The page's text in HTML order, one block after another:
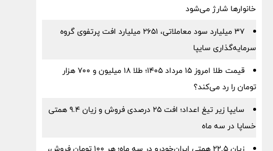
خانوارها شارژ می‌شود
۳۷ میلیارد سود معاملاتی، ۲۶۵۱ میلیارد افت پرتفوی گروه
سرمایه‌گذاری سایپا
قیمت طلا امروز ۱۵ مرداد ۱۴۰۵؛ طلا ۱۸ میلیون و ۷۰۰ هزار
تومان را رد می‌کند؟
سایپا زیر تیغ اعداد؛ افت ۲۵ درصدی فروش و زیان ۹.۴ همتی
خساپا در سه ماه